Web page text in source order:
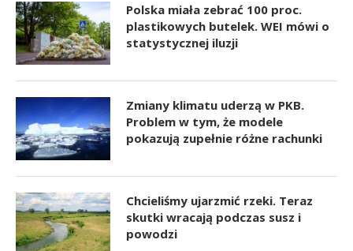
Polska miała zebrać 100 proc.
plastikowych butelek. WEI mówi o
statystycznej iluzji
Zmiany klimatu uderzą w PKB.
Problem w tym, że modele
pokazują zupełnie różne rachunki
Chcieliśmy ujarzmić rzeki. Teraz
skutki wracają podczas susz i
powodzi